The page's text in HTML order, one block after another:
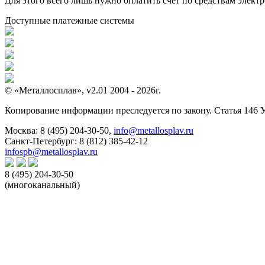
Доступные платежные системы
© «Металлосплав», v2.01 2004 - 2026г.
Копирование информации преследуется по закону. Статья
Москва: 8 (495) 204-30-50, info@metallosplav.ru
Санкт-Петербург: 8 (812) 385-42-12
infospb@metallosplav.ru
8 (495) 204-30-50
(многоканальный)